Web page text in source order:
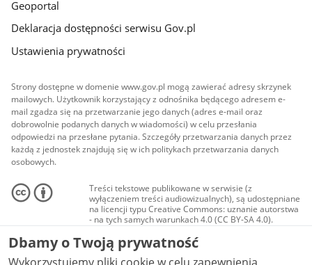
Geoportal
Deklaracja dostępności serwisu Gov.pl
Ustawienia prywatności
Strony dostępne w domenie www.gov.pl mogą zawierać adresy skrzynek
mailowych. Użytkownik korzystający z odnośnika będącego adresem e-
mail zgadza się na przetwarzanie jego danych (adres e-mail oraz
dobrowolnie podanych danych w wiadomości) w celu przesłania
odpowiedzi na przesłane pytania. Szczegóły przetwarzania danych przez
każdą z jednostek znajdują się w ich politykach przetwarzania danych
osobowych.
Treści tekstowe publikowane w serwisie (z
wyłączeniem treści audiowizualnych), są udostępniane
na licencji typu Creative Commons: uznanie autorstwa
- na tych samych warunkach 4.0 (CC BY-SA 4.0).
Materiały audiowizualne, w tym zdjęcia, materiały
audio i wideo, są udostępniane na licencji typu
Creative Commons: uznanie autorstwa użycie
niekomercyjne - bez utworów zależnych 4.0 (CC BY-
Dbamy o Twoją prywatność